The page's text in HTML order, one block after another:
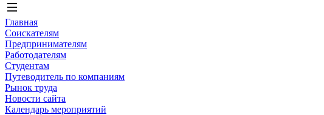
Главная
Соискателям
Предпринимателям
Работодателям
Студентам
Путеводитель по компаниям
Рынок труда
Новости сайта
Календарь мероприятий